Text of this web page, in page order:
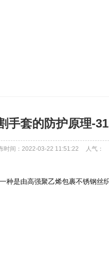
手套的防护原理-
时间：2022-03-22 11:51:22 人气：